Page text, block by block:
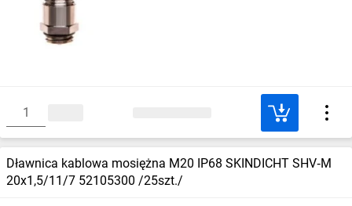
Dławnica kablowa mosiężna M20 IP68 SKINDICHT SHV‑M
20x1,5/11/7 52105300 /25szt./